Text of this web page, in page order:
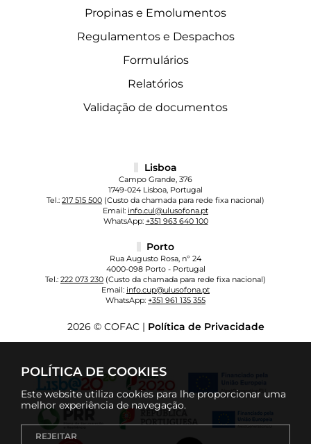
POLÍTICA DE COOKIES
Este website utiliza cookies para lhe proporcionar uma
melhor experiência de navegação.
REJEITAR
Propinas e Emolumentos
Regulamentos e Despachos
Formulários
Relatórios
Validação de documentos
Lisboa
Campo Grande, 376
1749-024 Lisboa, Portugal
Tel.: 217 515 500 (Custo da chamada para rede fixa nacional)
Email: info.cul@ulusofona.pt
WhatsApp: +351 963 640 100
Porto
Rua Augusto Rosa, nº 24
4000-098 Porto - Portugal
Tel.: 222 073 230 (Custo da chamada para rede fixa nacional)
Email: info.cup@ulusofona.pt
WhatsApp: +351 961 135 355
2026 © COFAC | Política de Privacidade